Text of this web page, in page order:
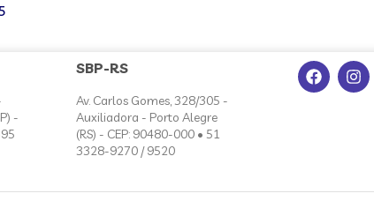
-
SBP-RS
Av. Carlos Gomes, 328/305 -
Auxiliadora - Porto Alegre
(RS) - CEP: 90480-000 • 51
3328-9270 / 9520